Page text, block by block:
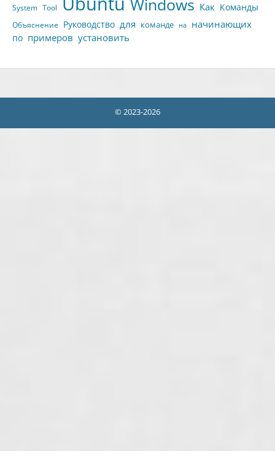
System Tool Как Команды
Объяснение Руководство для команде на начинающих
по примеров установить
© 2023-2026